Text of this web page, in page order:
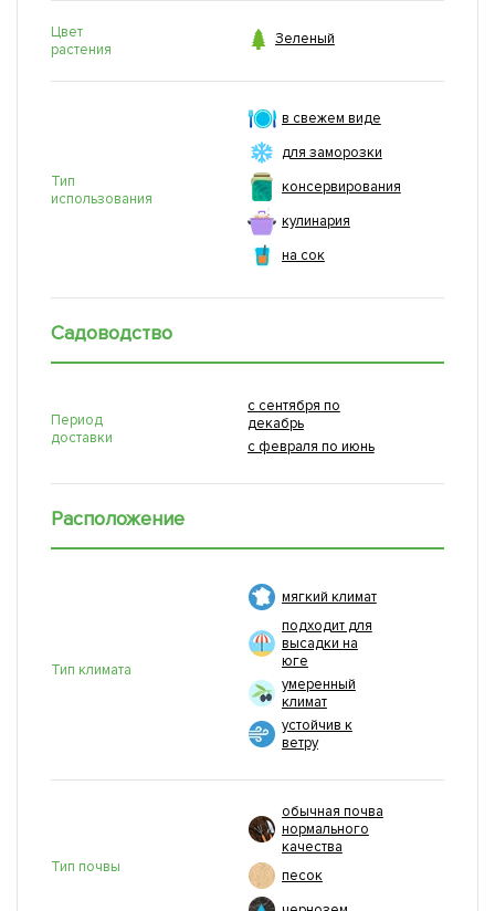
Цвет
растения
 Зеленый
Тип
использования
в свежем виде
для заморозки
консервирования
кулинария
на сок
Садоводство
Период
доставки
с сентября по
декабрь
с февраля по июнь
Расположение
Тип климата
мягкий климат
подходит для
высадки на
юге
умеренный
климат
устойчив к
ветру
Тип почвы
обычная почва
нормального
качества
песок